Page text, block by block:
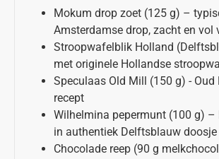
Mokum drop zoet (125 g) –
Amsterdamse drop, zacht en vol
Stroopwafelblik Holland
met originele Hollandse
Speculaas Old Mill (150 g) - Oud
recept
Wilhelmina pepermunt (100 g) –
in authentiek Delftsblauw doosje
Chocolade reep (90 g